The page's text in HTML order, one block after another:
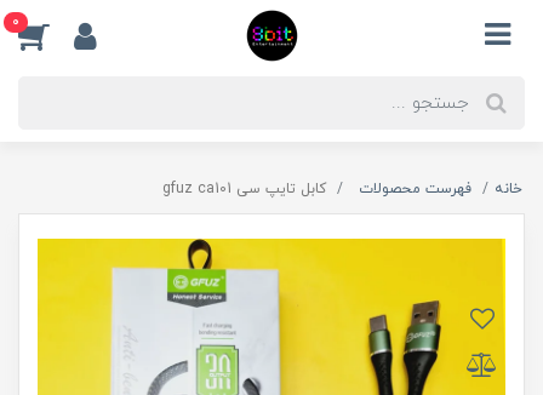
0
خانه فهرست محصولات کابل تایپ سی gfuz ca101